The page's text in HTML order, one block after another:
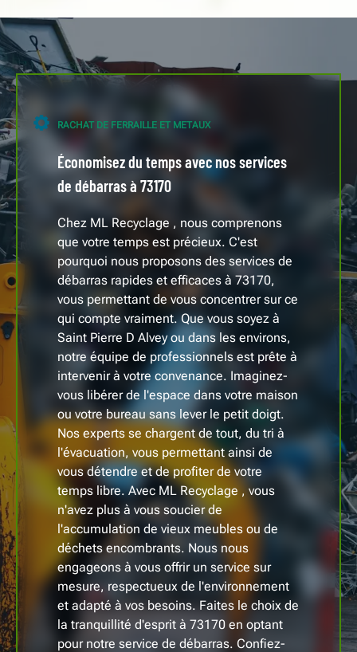
RACHAT DE FERRAILLE ET METAUX
Économisez du temps avec nos services
de débarras à 73170
Chez ML Recyclage , nous comprenons
que votre temps est précieux. C'est
pourquoi nous proposons des services de
débarras rapides et efficaces à 73170,
vous permettant de vous concentrer sur ce
qui compte vraiment. Que vous soyez à
Saint Pierre D Alvey ou dans les environs,
notre équipe de professionnels est prête à
intervenir à votre convenance. Imaginez-
vous libérer de l'espace dans votre maison
ou votre bureau sans lever le petit doigt.
Nos experts se chargent de tout, du tri à
l'évacuation, vous permettant ainsi de
vous détendre et de profiter de votre
temps libre. Avec ML Recyclage , vous
n'avez plus à vous soucier de
l'accumulation de vieux meubles ou de
déchets encombrants. Nous nous
engageons à vous offrir un service sur
mesure, respectueux de l'environnement
et adapté à vos besoins. Faites le choix de
la tranquillité d'esprit à 73170 en optant
pour notre service de débarras. Confiez-